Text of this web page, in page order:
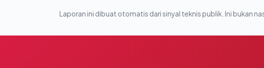
Laporan ini dibuat otomatis dari sinyal teknis publik. Ini bukan